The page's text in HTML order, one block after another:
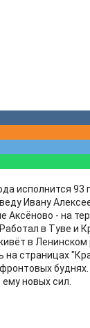
исполнится 93
Ивану
Аксёново - на
в Туве и
в Ленинском
на страницах
новых сил.